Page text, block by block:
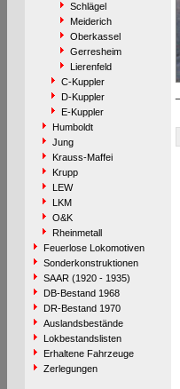
Schlägel
Meiderich
Oberkassel
Gerresheim
Lierenfeld
C-Kuppler
D-Kuppler
E-Kuppler
Humboldt
Jung
Krauss-Maffei
Krupp
LEW
LKM
O&K
Rheinmetall
Feuerlose Lokomotiven
Sonderkonstruktionen
SAAR (1920 - 1935)
DB-Bestand 1968
DR-Bestand 1970
Auslandsbestände
Lokbestandslisten
Erhaltene Fahrzeuge
Zerlegungen